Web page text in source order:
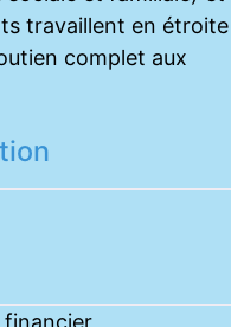
travaillent en étroite
complet aux
financier